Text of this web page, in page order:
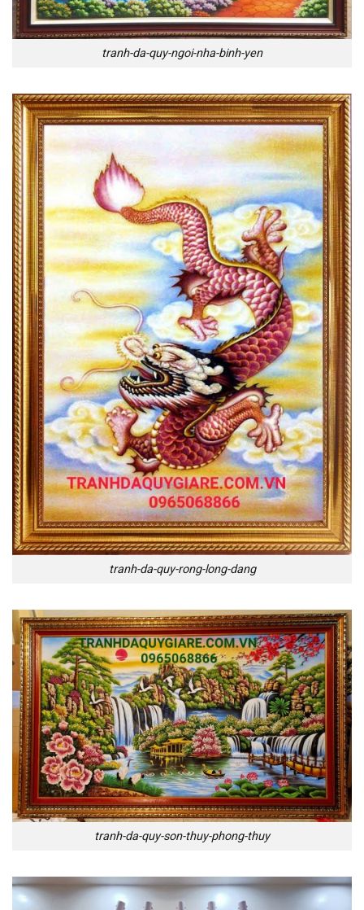
tranh-da-quy-ngoi-nha-binh-yen
tranh-da-quy-rong-long-dang
tranh-da-quy-son-thuy-phong-thuy